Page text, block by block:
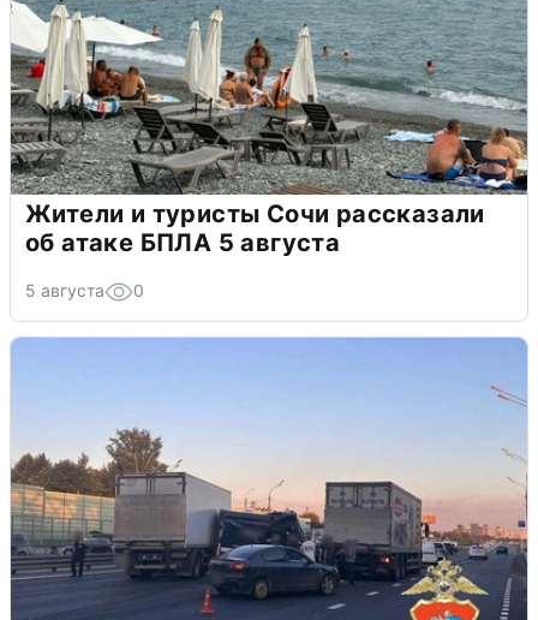
Жители и туристы Сочи рассказали
об атаке БПЛА 5 августа
5 августа 0